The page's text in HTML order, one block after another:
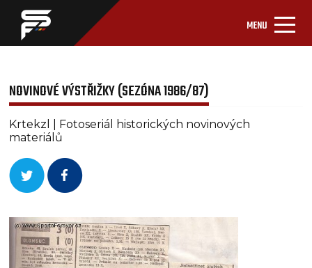
MENU
NOVINOVÉ VÝSTŘIŽKY (SEZÓNA 1986/87)
Krtekzl | Fotoseriál historických novinových
materiálů